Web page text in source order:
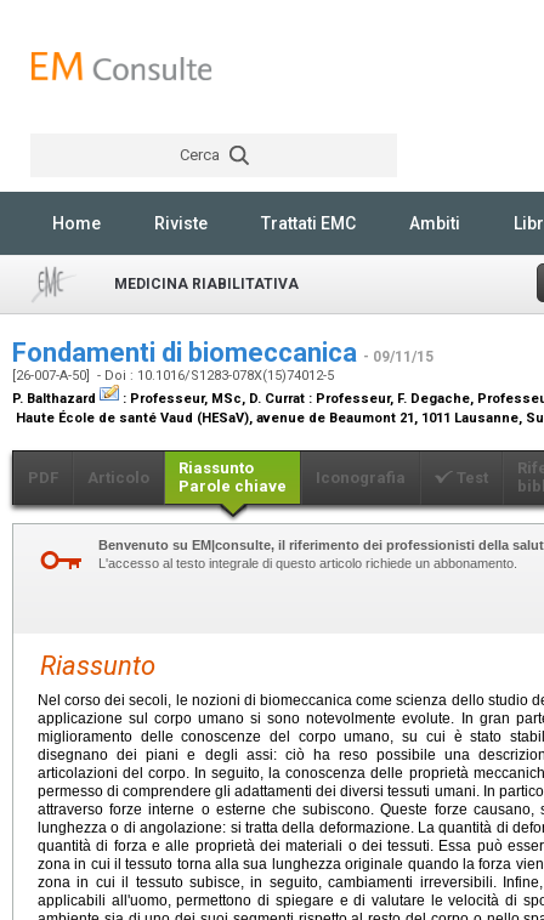
Cerca
Home Riviste Trattati EMC Ambiti
MEDICINA RIABILITATIVA
Fondamenti di biomeccanica - 09/11/15
[26-007-A-50] - Doi : 10.1016/S1283-078X(15)74012-5
P. Balthazard
: Professeur, MSc, D. Currat : Professeur, F. Degache,
Haute École de santé Vaud (HESaV), avenue de Beaumont 21, 1011 Lausanne,
PDF Articolo
Riassunto
Parole chiave
Iconografia Test
Benvenuto su EM|consulte, il riferimento dei professionisti della
L'accesso al testo integrale di questo articolo richiede un abbonamento.
Riassunto
Nel corso dei secoli, le nozioni di biomeccanica come scienza dello studio
applicazione sul corpo umano si sono notevolmente evolute. In gran
miglioramento delle conoscenze del corpo umano, su cui è stato
disegnano dei piani e degli assi: ciò ha reso possibile una
articolazioni del corpo. In seguito, la conoscenza delle proprietà
permesso di comprendere gli adattamenti dei diversi tessuti umani. In
attraverso forze interne o esterne che subiscono. Queste forze
lunghezza o di angolazione: si tratta della deformazione. La quantità di
quantità di forza e alle proprietà dei materiali o dei tessuti. Essa può
zona in cui il tessuto torna alla sua lunghezza originale quando la forza
zona in cui il tessuto subisce, in seguito, cambiamenti irreversibili.
applicabili all'uomo, permettono di spiegare e di valutare le velocità di